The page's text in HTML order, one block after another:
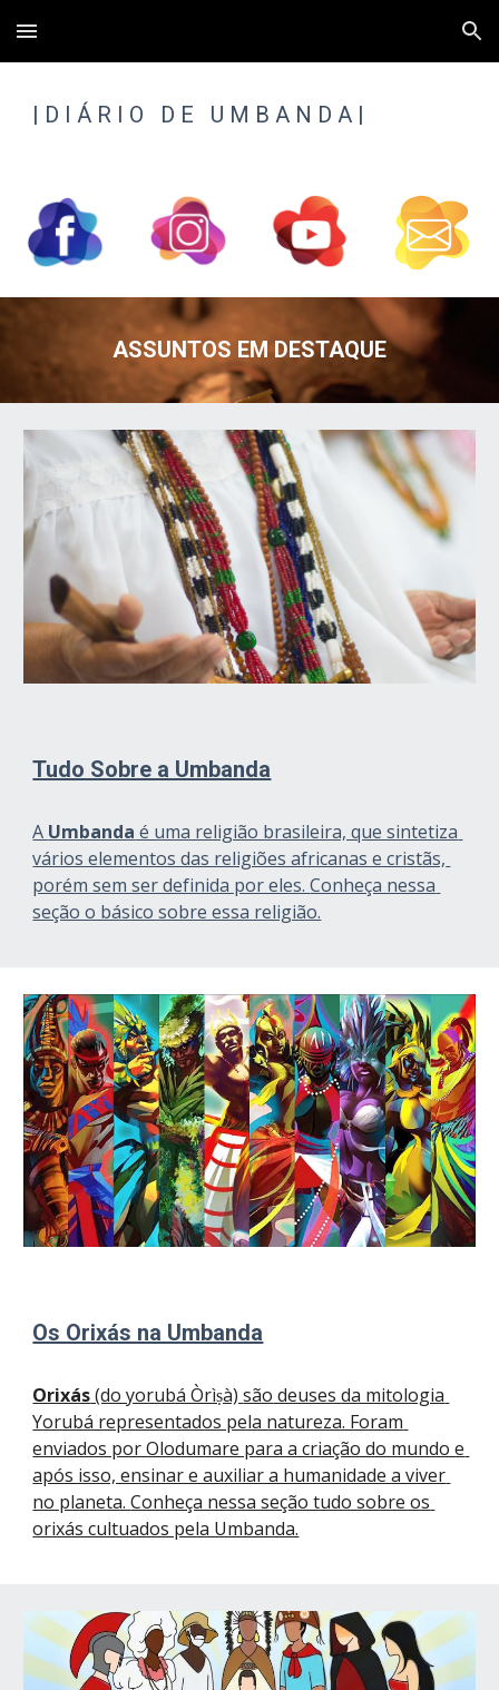
Skip to main content Skip to navigation
| D I Á R I O   D E   U M B A N D A |
ASSUNTOS EM DESTAQUE
Tudo Sobre a Umbanda
A Umbanda é uma religião brasileira, que sintetiza
vários elementos das religiões africanas e cristãs,
porém sem ser definida por eles. Conheça nessa
seção o básico sobre essa religião.
Os Orixás na Umbanda
Orixás (do yorubá Òrìṣà) são deuses da mitologia
Yorubá representados pela natureza. Foram
enviados por Olodumare para a criação do mundo e
após isso, ensinar e auxiliar a humanidade a viver
no planeta. Conheça nessa seção tudo sobre os
orixás cultuados pela Umbanda.